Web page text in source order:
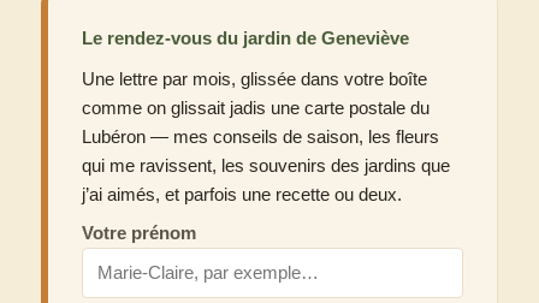
Le rendez-vous du jardin de Geneviève
Une lettre par mois, glissée dans votre boîte
comme on glissait jadis une carte postale du
Lubéron — mes conseils de saison, les fleurs
qui me ravissent, les souvenirs des jardins que
j’ai aimés, et parfois une recette ou deux.
Votre prénom